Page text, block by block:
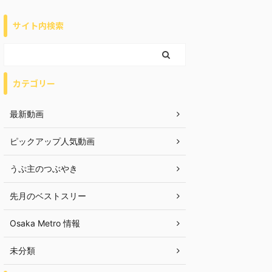
サイト内検索
カテゴリー
最新動画
ピックアップ人気動画
うぷ主のつぶやき
先月のベストスリー
Osaka Metro 情報
未分類